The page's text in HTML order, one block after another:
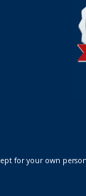
for your own